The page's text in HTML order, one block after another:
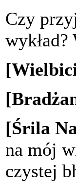
Czy
wykład?
[Śrila
na mój
czystej